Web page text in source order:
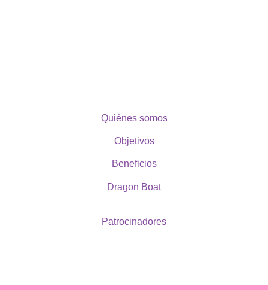
Quiénes somos
Objetivos
Beneficios
Dragon Boat
Patrocinadores